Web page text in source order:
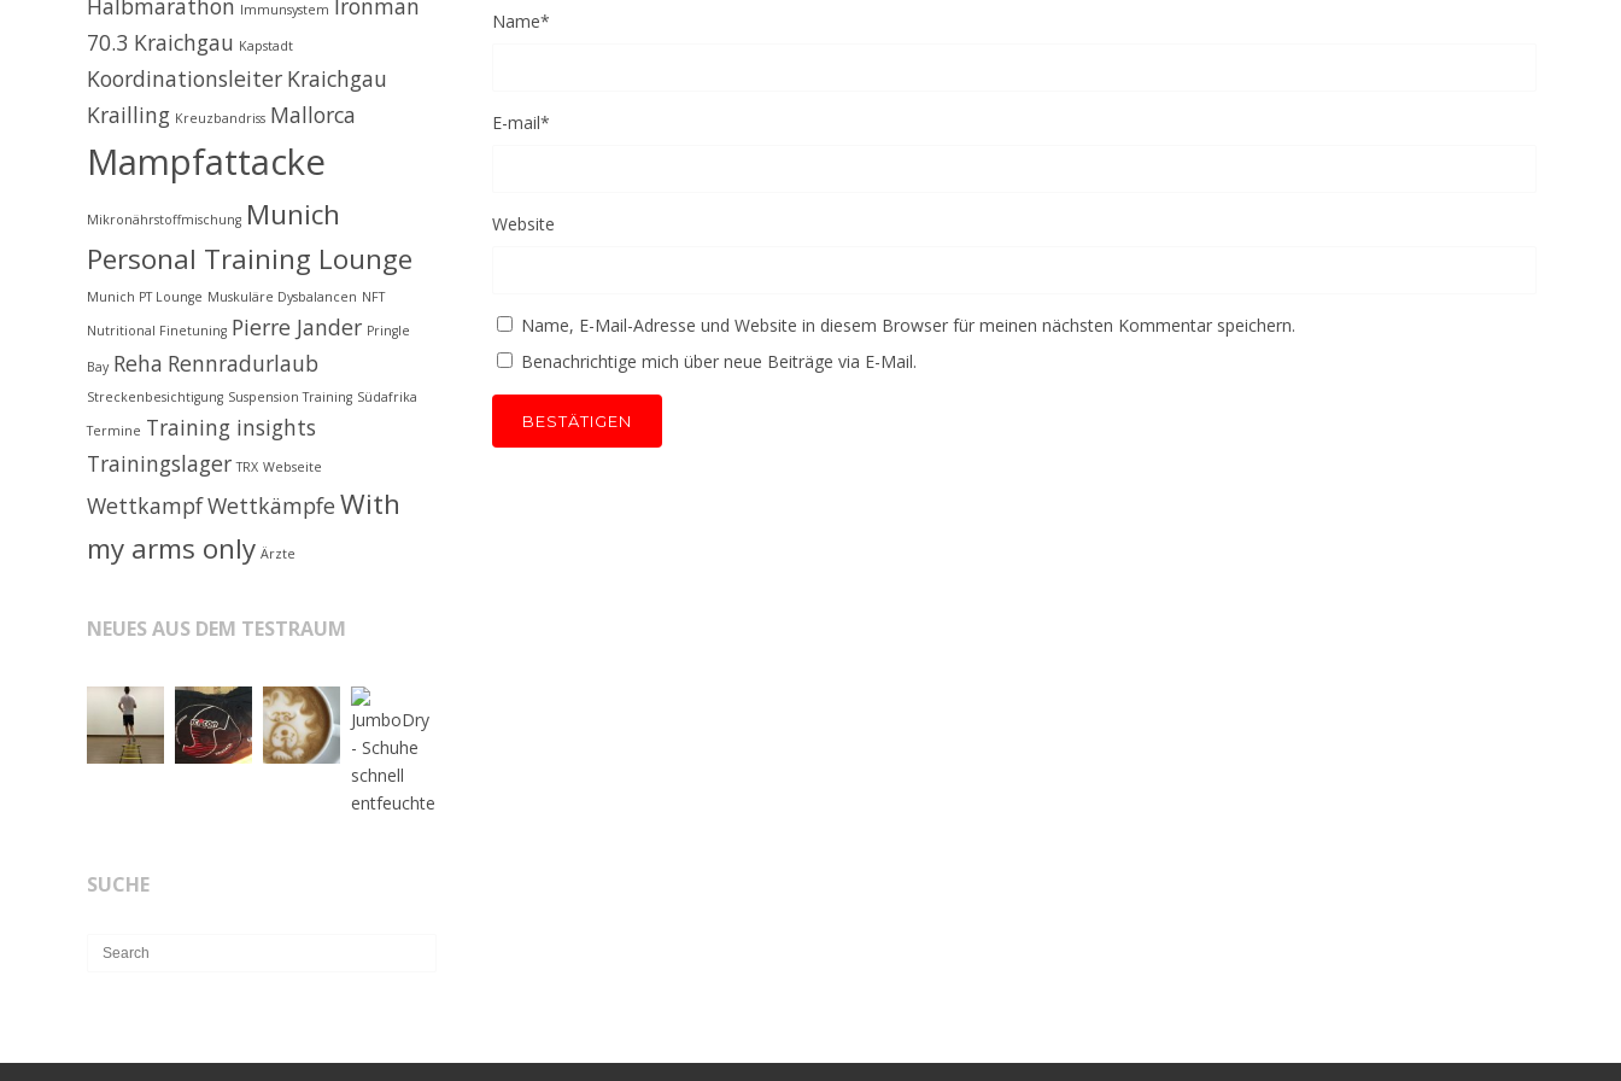
Name*
E-mail*
Website
Name, E-Mail-Adresse und Website in diesem Browser für meinen nächsten Kommentar speichern.
Benachrichtige mich über neue Beiträge via E-Mail.
Halbmarathon Immunsystem Ironman
70.3 Kraichgau Kapstadt
Koordinationsleiter Kraichgau
Krailling Kreuzbandriss Mallorca
Mampfattacke
Mikronährstoffmischung Munich
Personal Training Lounge
Munich PT Lounge Muskuläre Dysbalancen NFT
Nutritional Finetuning Pierre Jander Pringle
Bay Reha Rennradurlaub
Streckenbesichtigung Suspension Training Südafrika
Termine Training insights
Trainingslager TRX Webseite
WettkampfWettkämpfeWith
my arms only Ärzte
NEUES AUS DEM TESTRAUM
SUCHE